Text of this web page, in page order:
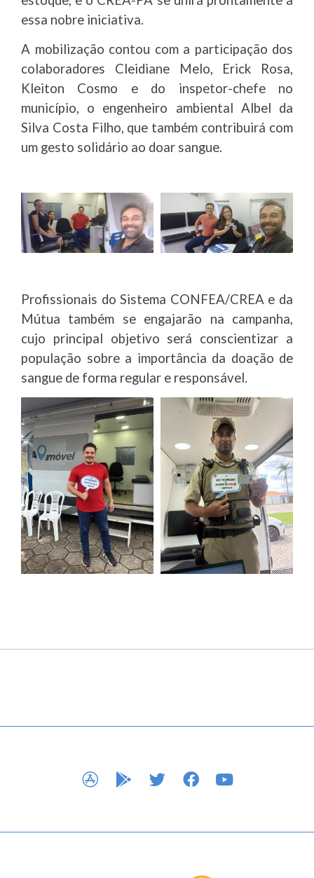
essa nobre iniciativa.
A mobilização contou com a participação dos
colaboradores Cleidiane Melo, Erick Rosa,
Kleiton Cosmo e do inspetor-chefe no
município, o engenheiro ambiental Albel da
Silva Costa Filho, que também contribuirá com
um gesto solidário ao doar sangue.
Profissionais do Sistema CONFEA/CREA e da
Mútua também se engajarão na campanha,
cujo principal objetivo será conscientizar a
população sobre a importância da doação de
sangue de forma regular e responsável.
APP STOREGOOGLE PLAY
TWITTERFACEBOOK